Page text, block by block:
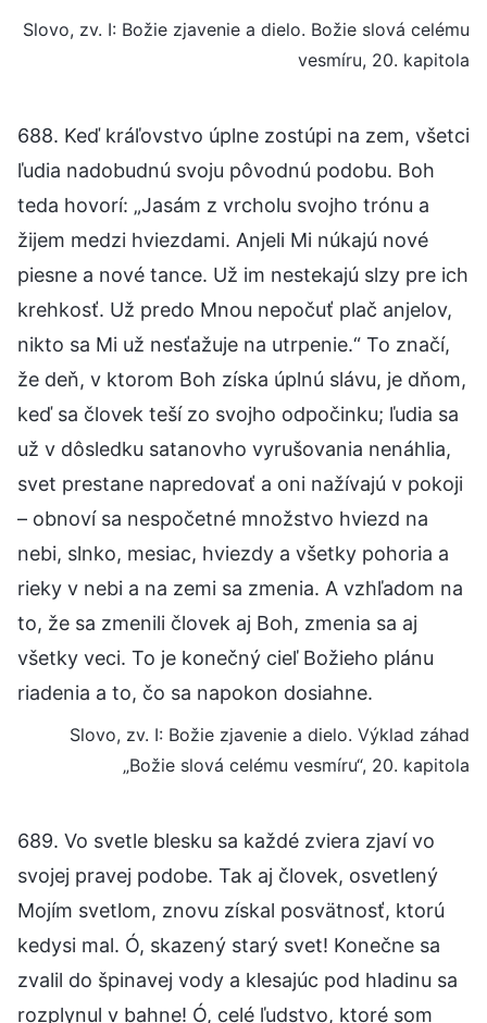
Slovo, zv. I: Božie zjavenie a dielo. Božie slová celému
vesmíru, 20. kapitola
688. Keď kráľovstvo úplne zostúpi na zem, všetci
ľudia nadobudnú svoju pôvodnú podobu. Boh
teda hovorí: „Jasám z vrcholu svojho trónu a
žijem medzi hviezdami. Anjeli Mi núkajú nové
piesne a nové tance. Už im nestekajú slzy pre ich
krehkosť. Už predo Mnou nepočuť plač anjelov,
nikto sa Mi už nesťažuje na utrpenie.“ To značí,
že deň, v ktorom Boh získa úplnú slávu, je dňom,
keď sa človek teší zo svojho odpočinku; ľudia sa
už v dôsledku satanovho vyrušovania nenáhlia,
svet prestane napredovať a oni nažívajú v pokoji
– obnoví sa nespočetné množstvo hviezd na
nebi, slnko, mesiac, hviezdy a všetky pohoria a
rieky v nebi a na zemi sa zmenia. A vzhľadom na
to, že sa zmenili človek aj Boh, zmenia sa aj
všetky veci. To je konečný cieľ Božieho plánu
riadenia a to, čo sa napokon dosiahne.
Slovo, zv. I: Božie zjavenie a dielo. Výklad záhad
„Božie slová celému vesmíru“, 20. kapitola
689. Vo svetle blesku sa každé zviera zjaví vo
svojej pravej podobe. Tak aj človek, osvetlený
Mojím svetlom, znovu získal posvätnosť, ktorú
kedysi mal. Ó, skazený starý svet! Konečne sa
zvalil do špinavej vody a klesajúc pod hladinu sa
rozplynul v bahne! Ó, celé ľudstvo, ktoré som